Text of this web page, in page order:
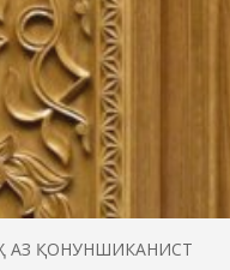
АЗ ҚОНУНШИКАНИСТ